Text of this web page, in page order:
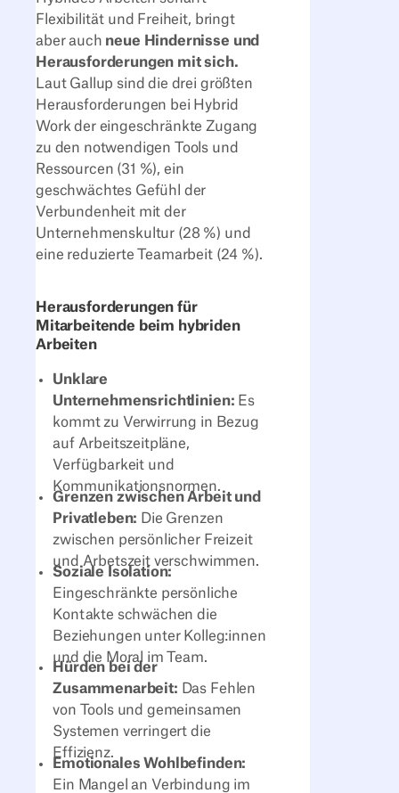
Flexibilität und Freiheit, bringt
aber auch neue Hindernisse und
Herausforderungen mit sich.
Laut Gallup sind die drei größten
Herausforderungen bei Hybrid
Work der eingeschränkte Zugang
zu den notwendigen Tools und
Ressourcen (31 %), ein
geschwächtes Gefühl der
Verbundenheit mit der
Unternehmenskultur (28 %) und
eine reduzierte Teamarbeit (24 %).
Herausforderungen für
Mitarbeitende beim hybriden
Arbeiten
Unklare
Unternehmensrichtlinien: Es
kommt zu Verwirrung in Bezug
auf Arbeitszeitpläne,
Verfügbarkeit und
Kommunikationsnormen.
Grenzen zwischen Arbeit und
Privatleben: Die Grenzen
zwischen persönlicher Freizeit
und Arbetszeit verschwimmen.
Soziale Isolation:
Eingeschränkte persönliche
Kontakte schwächen die
Beziehungen unter Kolleg:innen
und die Moral im Team.
Hürden bei der
Zusammenarbeit: Das Fehlen
von Tools und gemeinsamen
Systemen verringert die
Effizienz.
Emotionales Wohlbefinden:
Ein Mangel an Verbindung im